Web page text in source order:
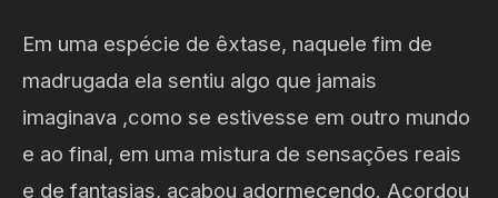
Em uma espécie de êxtase, naquele fim de
madrugada ela sentiu algo que jamais
imaginava ,como se estivesse em outro mundo
e ao final, em uma mistura de sensações reais
e de fantasias, acabou adormecendo. Acordou